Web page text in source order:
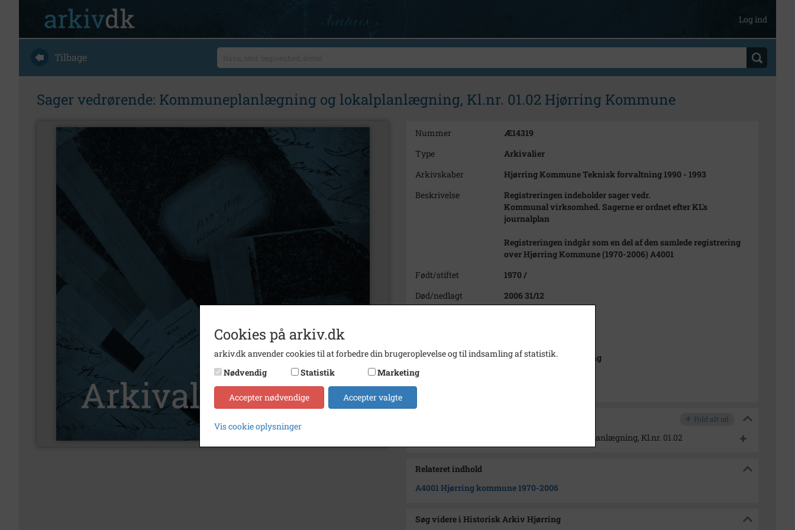
Log ind
Tilbage
Sager vedrørende: Kommuneplanlægning og lokalplanlægning, Kl.nr. 01.02 Hjørring Kommune
Nummer
Æ14319
Type
Arkivalier
Arkivskaber
Hjørring Kommune Teknisk forvaltning 1990 - 1993
Beskrivelse
Registreringen indeholder sager vedr.
Kommunal virksomhed. Sagerne er ordnet efter KL's
journalplan
Registreringen indgår som en del af den samlede registrering
over Hjørring Kommune (1970-2006) A4001
Født/stiftet
1970 /
Død/nedlagt
2006 31/12
Arkiv
Historisk Arkiv Hjørring
Fold alt ud
1988-1990 - Kommuneplanlægning og lokalplanlægning, Kl.nr. 01.02
Relateret indhold
A4001Hjørring kommune 1970-2006
Søg videre i Historisk Arkiv Hjørring
Cookies på arkiv.dk
arkiv.dk anvender cookies til at forbedre din brugeroplevelse og til indsamling af statistik.
Nødvendig
Statistik Marketing
Accepter nødvendige Accepter valgte
Vis cookie oplysninger